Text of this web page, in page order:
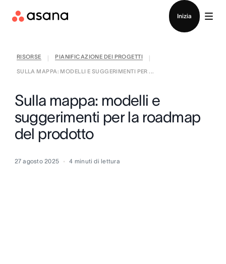
Inizia
RISORSE PIANIFICAZIONE DEI PROGETTI
SULLA MAPPA: MODELLI E SUGGERIMENTI PER ...
Sulla mappa: modelli e
suggerimenti per la roadmap
del prodotto
27 agosto 2025 4 minuti di lettura